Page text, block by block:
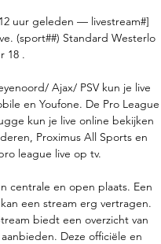
uur geleden — livestream#]
(sport##) Standard Westerlo
18 .
Ajax/ PSV kun je live
en Youfone. De Pro League
kun je live online bekijken
Proximus All Sports en
league live op tv.
centrale en open plaats. Een
een stream erg vertragen.
biedt een overzicht van
Deze officiële en